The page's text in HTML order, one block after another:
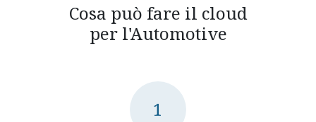
Cosa può fare il cloud
per l'Automotive
1